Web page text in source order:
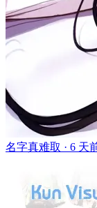
名字真难取 · 6 天